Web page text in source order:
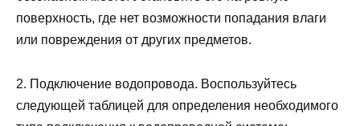
поверхность, где нет возможности попадания влаги
или повреждения от других предметов.
2. Подключение водопровода. Воспользуйтесь
следующей таблицей для определения необходимого